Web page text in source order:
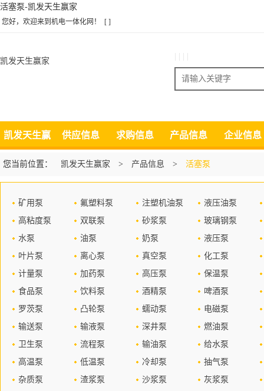
活塞泵-凯发天生赢家
您好，欢迎来到机电一体化网！ [ ]
凯发天生赢家
搜索
凯发天生赢
家
供应信息 求购信息 产品信息 企业信息
您当前位置： 凯发天生赢家 > 产品信息 > 活塞泵
矿用泵 氟塑料泵 注塑机油泵
液压油泵
高粘度泵
双联泵 砂浆泵
玻璃钢泵
水泵
油泵 奶泵
液压泵
叶片泵
离心泵 真空泵
化工泵
计量泵
加药泵 高压泵
保温泵
食品泵
饮料泵 酒精泵
啤酒泵
罗茨泵
凸轮泵 蠕动泵
电磁泵
输送泵
输液泵 深井泵
燃油泵
卫生泵
流程泵 输油泵
给水泵
高温泵
低温泵 冷却泵
抽气泵
杂质泵
渣浆泵 沙浆泵
灰浆泵